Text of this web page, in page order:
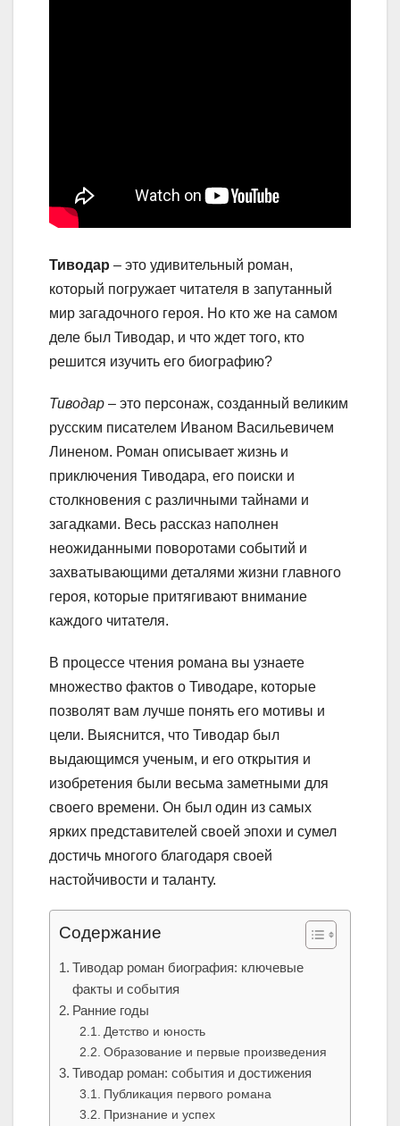
Тиводар – это удивительный роман,
который погружает читателя в запутанный
мир загадочного героя. Но кто же на самом
деле был Тиводар, и что ждет того, кто
решится изучить его биографию?
Тиводар – это персонаж, созданный великим
русским писателем Иваном Васильевичем
Линеном. Роман описывает жизнь и
приключения Тиводара, его поиски и
столкновения с различными тайнами и
загадками. Весь рассказ наполнен
неожиданными поворотами событий и
захватывающими деталями жизни главного
героя, которые притягивают внимание
каждого читателя.
В процессе чтения романа вы узнаете
множество фактов о Тиводаре, которые
позволят вам лучше понять его мотивы и
цели. Выяснится, что Тиводар был
выдающимся ученым, и его открытия и
изобретения были весьма заметными для
своего времени. Он был один из самых
ярких представителей своей эпохи и сумел
достичь многого благодаря своей
настойчивости и таланту.
Содержание
Тиводар роман биография: ключевые
факты и события
Ранние годы
Детство и юность
Образование и первые произведения
Тиводар роман: события и достижения
Публикация первого романа
Признание и успех